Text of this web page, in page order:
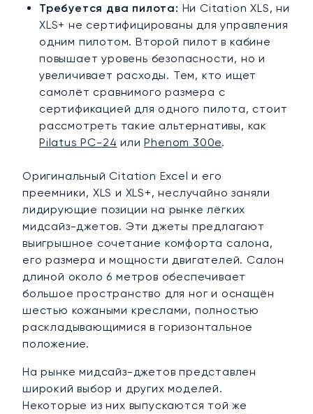
Требуется два пилота: Ни Citation XLS, ни
XLS+ не сертифицированы для управления
одним пилотом. Второй пилот в кабине
повышает уровень безопасности, но и
увеличивает расходы. Тем, кто ищет
самолёт сравнимого размера с
сертификацией для одного пилота, стоит
рассмотреть такие альтернативы, как
Pilatus PC-24 илиPhenom 300e.
Оригинальный Citation Excel и его
преемники, XLS и XLS+, неслучайно заняли
лидирующие позиции на рынке лёгких
мидсайз-джетов. Эти джеты предлагают
выигрышное сочетание комфорта салона,
его размера и мощности двигателей. Салон
длиной около 6 метров обеспечивает
большое пространство для ног и оснащён
шестью кожаными креслами, полностью
раскладывающимися в горизонтальное
положение.
На рынке мидсайз-джетов представлен
широкий выбор и других моделей.
Некоторые из них выпускаются той же